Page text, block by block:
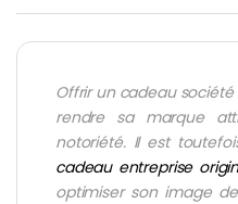
Offrir un cadeau
rendre sa marque
notoriété. Il est
cadeau entreprise
optimiser son image